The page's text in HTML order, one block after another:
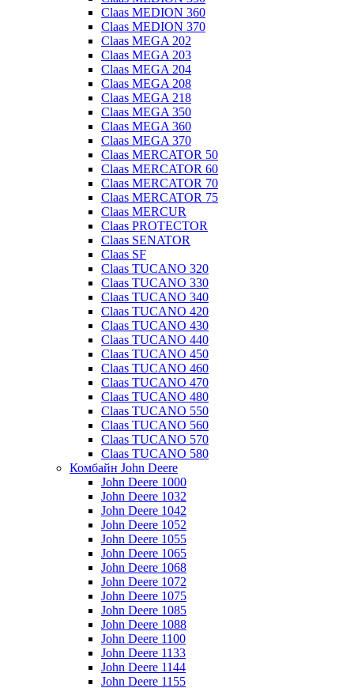
Claas MEDION 360
Claas MEDION 370
Claas MEGA 202
Claas MEGA 203
Claas MEGA 204
Claas MEGA 208
Claas MEGA 218
Claas MEGA 350
Claas MEGA 360
Claas MEGA 370
Claas MERCATOR 50
Claas MERCATOR 60
Claas MERCATOR 70
Claas MERCATOR 75
Claas MERCUR
Claas PROTECTOR
Claas SENATOR
Claas SF
Claas TUCANO 320
Claas TUCANO 330
Claas TUCANO 340
Claas TUCANO 420
Claas TUCANO 430
Claas TUCANO 440
Claas TUCANO 450
Claas TUCANO 460
Claas TUCANO 470
Claas TUCANO 480
Claas TUCANO 550
Claas TUCANO 560
Claas TUCANO 570
Claas TUCANO 580
Комбайн John Deere
John Deere 1000
John Deere 1032
John Deere 1042
John Deere 1052
John Deere 1055
John Deere 1065
John Deere 1068
John Deere 1072
John Deere 1075
John Deere 1085
John Deere 1088
John Deere 1100
John Deere 1133
John Deere 1144
John Deere 1155